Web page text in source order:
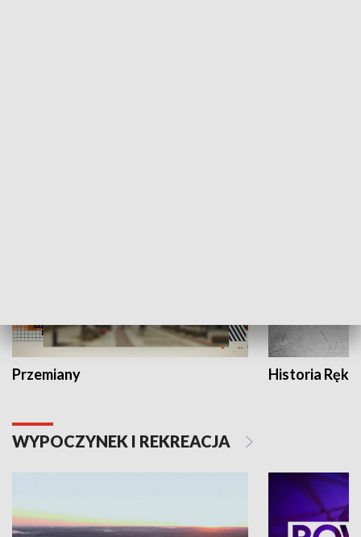
Przemiany Historia Ręką
WYPOCZYNEK I REKREACJA